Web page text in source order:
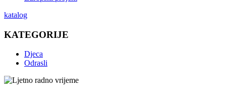
katalog
KATEGORIJE
Djeca
Odrasli